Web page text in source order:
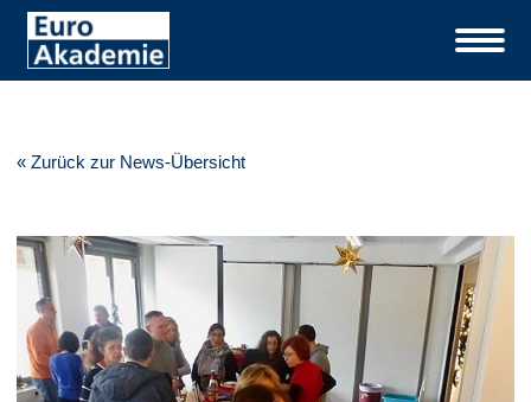
« Zurück zur News-Übersicht